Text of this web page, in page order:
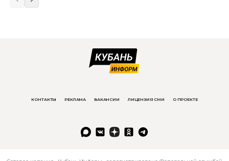
КОНТАКТЫ РЕКЛАМА ВАКАНСИИ ЛИЦЕНЗИЯ СМИ О ПРОЕКТЕ